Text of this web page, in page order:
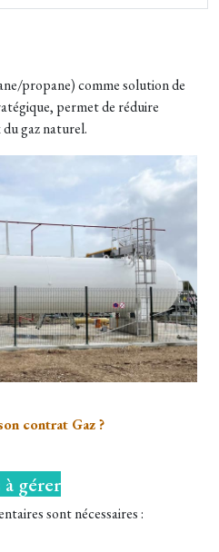
propane) comme solution de
permet de réduire
gaz naturel.
contrat Gaz ?
gérer
sont nécessaires :